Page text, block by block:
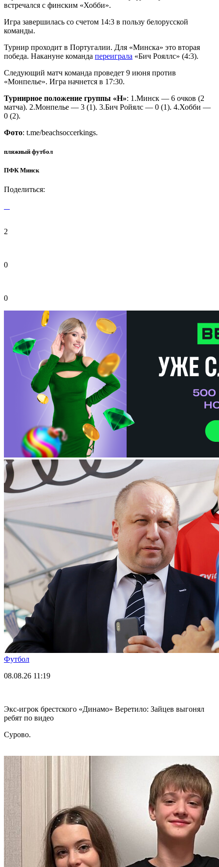
встречался с финским «Хобби».
Игра завершилась со счетом 14:3 в пользу белорусской
команды.
Турнир проходит в Португалии. Для «Минска» это вторая
победа. Накануне команда переиграла «Бич Рояллс» (4:3).
Следующий матч команда проведет 9 июня против
«Монпелье». Игра начнется в 17:30.
Турнирное положение группы «Н»: 1.Минск — 6 очков (2
матча). 2.Монпелье — 3 (1). 3.Бич Ройялс — 0 (1). 4.Хобби —
0 (2).
Фото: t.me/beachsoccerkings.
пляжный футбол
ПФК Минск
Поделиться:
2
0
0
Футбол
08.08.26 11:19
Экс-игрок брестского «Динамо» Веретило: Зайцев выгонял
ребят по видео
Сурово.